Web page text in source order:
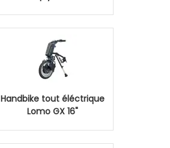
Handbike tout éléctrique
Lomo GX 16"